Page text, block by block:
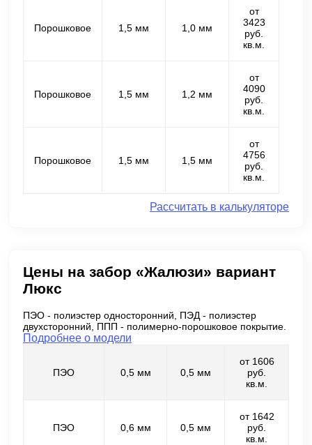
Порошковое 1,5 мм 1,0 мм
от
3423
руб.
кв.м.
Порошковое 1,5 мм 1,2 мм
от
4090
руб.
кв.м.
Порошковое 1,5 мм 1,5 мм
от
4756
руб.
кв.м.
Рассчитать в калькуляторе
Цены на забор «Жалюзи» вариант
Люкс
ПЭО - полиэстер односторонний, ПЭД - полиэстер
двухсторонний, ППП - полимерно-порошковое покрытие.
Подробнее о модели
ПЭО 0,5 мм 0,5 мм
от 1606
руб.
кв.м.
ПЭО 0,6 мм 0,5 мм
от 1642
руб.
кв.м.